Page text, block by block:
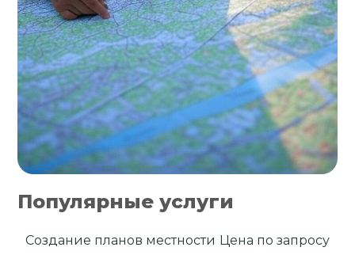
Популярные услуги
Создание планов местности Цена по запросу